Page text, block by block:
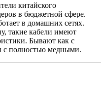
китайского
в бюджетной сфере.
в домашних сетях.
такие кабели имеют
Бывают как с
полностью медными.